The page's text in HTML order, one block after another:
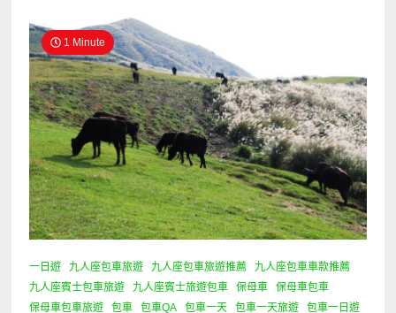
1 Minute
一日遊 九人座包車旅遊 九人座包車旅遊推薦
九人座包車車款推薦
九人座賓士包車旅遊
九人座賓士旅遊包車 保母車
保母車包車
保母車包車旅遊
包車 包車QA 包車一天 包車一天旅遊
包車一日遊